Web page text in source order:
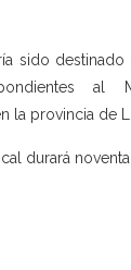
sido destinado
al
la provincia de
durará